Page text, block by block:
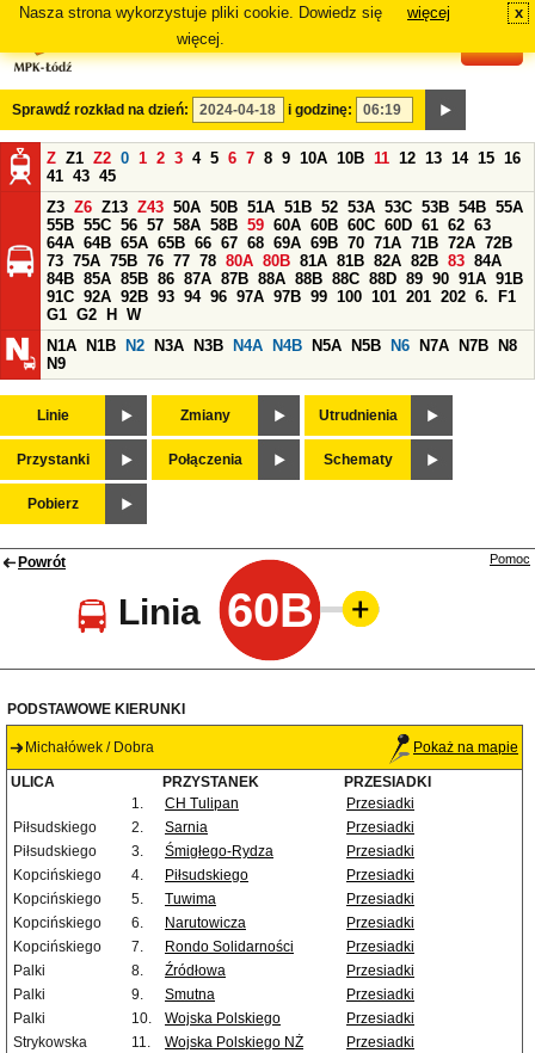
Nasza strona wykorzystuje pliki cookie. Dowiedz się
więcej.
więcej x
Sprawdź rozkład na dzień: i godzinę:
Z Z1 Z2 0 1 2 3 4 5 6 7 8 9 10A 10B 11 12 13 14 15 16
41 43 45
Z3 Z6 Z13 Z43 50A 50B 51A 51B 52 53A 53C 53B 54B 55A
55B 55C 56 57 58A 58B 59 60A 60B 60C 60D 61 62 63
64A 64B 65A 65B 66 67 68 69A 69B 70 71A 71B 72A 72B
73 75A 75B 76 77 78 80A 80B 81A 81B 82A 82B 83 84A
84B 85A 85B 86 87A 87B 88A 88B 88C 88D 89 90 91A 91B
91C 92A 92B 93 94 96 97A 97B 99 100 101 201 202 6.
F1
G1 G2 H
W
N1A
N1B N2 N3A N3B N4A N4B N5A N5B N6 N7A N7B
N8
N9
Linie Zmiany Utrudnienia
Przystanki Połączenia Schematy
Pobierz
Powrót
Linia 60B
Pomoc
PODSTAWOWE KIERUNKI
Michałówek / Dobra Pokaż na mapie
ULICA PRZYSTANEK
PRZESIADKI
1.
CH Tulipan
Przesiadki
Piłsudskiego
2. Sarnia
Przesiadki
Piłsudskiego
3. Śmigłego-Rydza
Przesiadki
Kopcińskiego
4. Piłsudskiego
Przesiadki
Kopcińskiego
5. Tuwima
Przesiadki
Kopcińskiego
6. Narutowicza
Przesiadki
Kopcińskiego
7. Rondo Solidarności
Przesiadki
Palki
8. Źródłowa
Przesiadki
Palki
9. Smutna
Przesiadki
Palki
10. Wojska Polskiego
Przesiadki
Strykowska
11. Wojska Polskiego NŻ
Przesiadki